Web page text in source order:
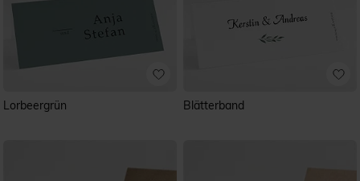
Lorbeergrün Blätterband